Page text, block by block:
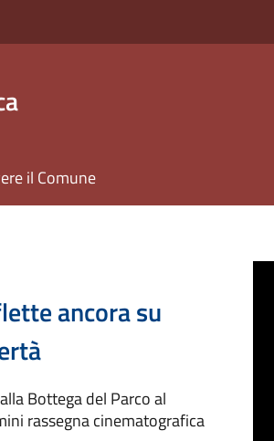
il Comune
ancora su
Bottega del Parco al
rassegna cinematografica